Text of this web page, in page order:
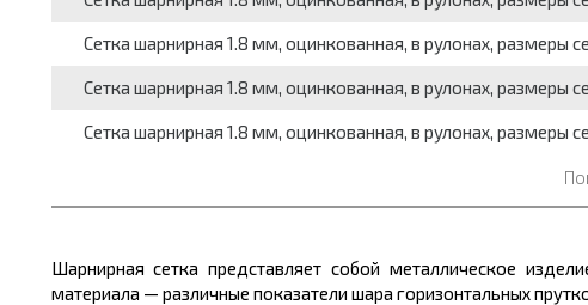
Сетка шарнирная 1.8 мм, оцинкованная, в рулонах, размеры
Сетка шарнирная 1.8 мм, оцинкованная, в рулонах, размеры
Сетка шарнирная 1.8 мм, оцинкованная, в рулонах, размеры
Шарнирная сетка представляет собой металлическое
материала — различные показатели шара горизонтальных